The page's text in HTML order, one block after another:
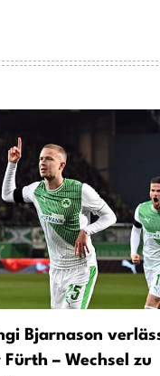
Bjarnason
– Wechsel zu